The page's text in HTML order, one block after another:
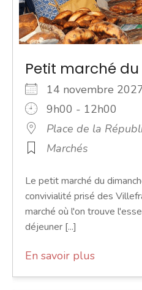
Petit marché
14 novembre
9h00 - 12h00
Place de la
Marchés
Le petit marché du
convivialité prisé des
marché où l'on trouve
déjeuner [...]
En savoir plus